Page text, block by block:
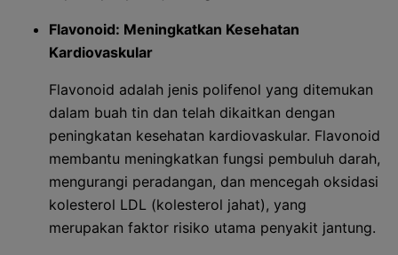
Flavonoid: Meningkatkan Kesehatan
Kardiovaskular
Flavonoid adalah jenis polifenol yang ditemukan
dalam buah tin dan telah dikaitkan dengan
peningkatan kesehatan kardiovaskular. Flavonoid
membantu meningkatkan fungsi pembuluh darah,
mengurangi peradangan, dan mencegah oksidasi
kolesterol LDL (kolesterol jahat), yang
merupakan faktor risiko utama penyakit jantung.